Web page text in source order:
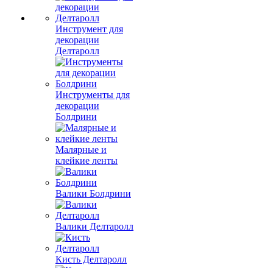
Инструмент для
декорации
Делтаролл
Инструменты для
декорации
Болдрини
Малярные и
клейкие ленты
Валики Болдрини
Валики Делтаролл
Кисть Делтаролл